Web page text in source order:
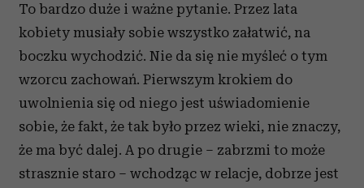
To bardzo duże i ważne pytanie. Przez lata
kobiety musiały sobie wszystko załatwić, na
boczku wychodzić. Nie da się nie myśleć o tym
wzorcu zachowań. Pierwszym krokiem do
uwolnienia się od niego jest uświadomienie
sobie, że fakt, że tak było przez wieki, nie znaczy,
że ma być dalej. A po drugie – zabrzmi to może
strasznie staro – wchodząc w relacje, dobrze jest